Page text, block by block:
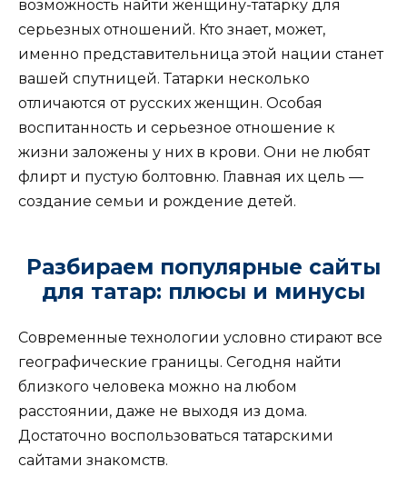
возможность найти женщину-татарку для
серьезных отношений. Кто знает, может,
именно представительница этой нации станет
вашей спутницей. Татарки несколько
отличаются от русских женщин. Особая
воспитанность и серьезное отношение к
жизни заложены у них в крови. Они не любят
флирт и пустую болтовню. Главная их цель —
создание семьи и рождение детей.
Разбираем популярные сайты
для татар: плюсы и минусы
Современные технологии условно стирают все
географические границы. Сегодня найти
близкого человека можно на любом
расстоянии, даже не выходя из дома.
Достаточно воспользоваться татарскими
сайтами знакомств.